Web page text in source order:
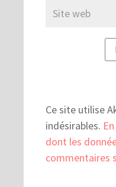
Ce site utilise
indésirables.
dont les
commentaires